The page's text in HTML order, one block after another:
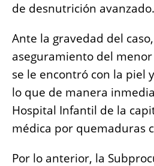
de desnutrición avanzado.
Ante la gravedad del
aseguramiento del
se le encontró con la piel
lo que de manera
Hospital Infantil de la
médica por quemaduras
Por lo anterior, la